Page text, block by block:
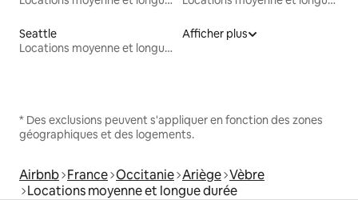
Seattle
Locations moyenne et longue durée
Afficher plus
* Des exclusions peuvent s'appliquer en fonction des zones
géographiques et des logements.
Airbnb France Occitanie Ariège Vèbre
Locations moyenne et longue durée